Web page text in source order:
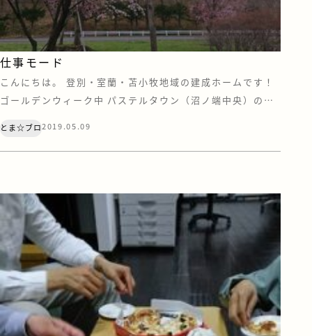
仕事モード
こんにちは。 登別・室蘭・苫小牧地域の建成ホームです！
ゴールデンウィーク中 パステルタウン（沼ノ端中央）のイ
よ！！っという方は、お疲れ様でした(＞＜)！ 前半あまり
ＢＢＱをしてい […]
とま☆ブロ2019.05.09